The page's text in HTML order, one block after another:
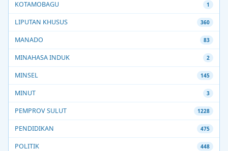
KOTAMOBAGU 1
LIPUTAN KHUSUS 360
MANADO 83
MINAHASA INDUK 2
MINSEL 145
MINUT 3
PEMPROV SULUT 1228
PENDIDIKAN 475
POLITIK 448